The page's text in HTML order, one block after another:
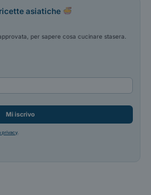
asiatiche
per sapere cosa cucinare stasera.
Mi iscrivo
privacy